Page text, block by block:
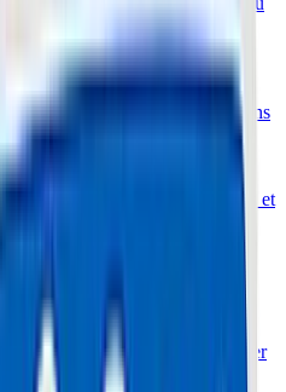
l'hiver : Froid, Sel et Batterie
la Ninebot Max G30 (Sans
Tubeless avec une Mèche (Sans
la vie : La Valve Anti-Retour
sur la norme NTA 8776
c'est OBLIGATOIRE (Risques et
: Est-ce légal en
? (Ne faites pas n'importe
en 48V : Adieu la lenteur !
elle casse et comment la fiabiliser
l'Amortisseur de Direction